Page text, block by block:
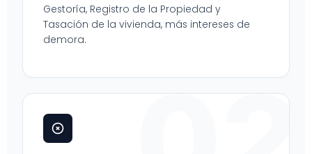
Gestoría, Registro de la Propiedad y
Tasación de la vivienda, más intereses de
demora.